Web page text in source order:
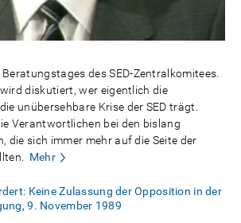
des SED-Zentralkomitees.
diskutiert, wer eigentlich die
unübersehbare Krise der SED trägt.
Verantwortlichen bei den bislang
die sich immer mehr auf die Seite der
Mehr
Keine Zulassung der Opposition in der
9. November 1989